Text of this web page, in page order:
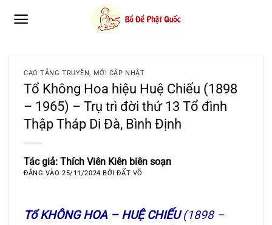
qua
CAO TĂNG TRUYỆN, MỚI CẬP NHẬT
Tổ Không Hoa hiệu Huệ Chiếu (1898
– 1965) – Trụ trì đời thứ 13 Tổ đình
Thập Tháp Di Đà, Bình Định
Tác giả: Thích Viên Kiên biên soạn
ĐĂNG VÀO25/11/2024 BỞIĐẤT VÕ
Tổ KHÔNG HOA – HUỆ CHIẾU(1898 –